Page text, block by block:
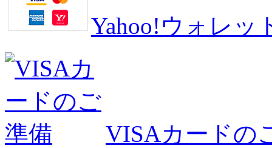
Yahoo!ウォレッ
VISAカードの